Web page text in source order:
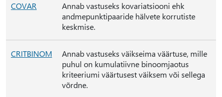
COVAR
Annab vastuseks kovariatsiooni ehk
andmepunktipaaride hälvete korrutiste
keskmise.
CRITBINOM
Annab vastuseks väikseima väärtuse, mille
puhul on kumulatiivne binoomjaotus
kriteeriumi väärtusest väiksem või sellega
võrdne.